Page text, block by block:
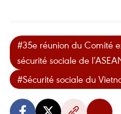
#35e réunion du Comité
sécurité sociale de
#Sécurité sociale du